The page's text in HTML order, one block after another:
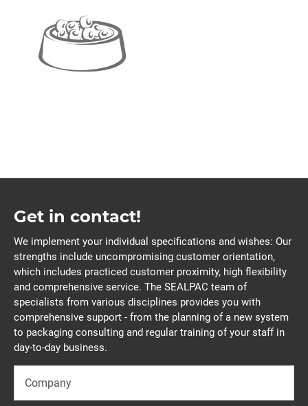
Get in contact!
We implement your individual specifications and wishes: Our
strengths include uncompromising customer orientation,
which includes practiced customer proximity, high flexibility
and comprehensive service. The SEALPAC team of
specialists from various disciplines provides you with
comprehensive support - from the planning of a new system
to packaging consulting and regular training of your staff in
day-to-day business.